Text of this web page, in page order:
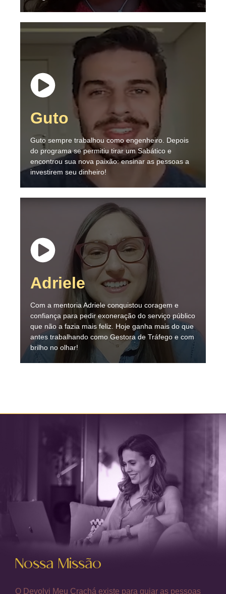
Guto
Guto sempre trabalhou como engenheiro. Depois
do programa se permitiu tirar um Sabático e
encontrou sua nova paixão: ensinar as pessoas a
investirem seu dinheiro!
Adriele
Com a mentoria Adriele conquistou coragem e
confiança para pedir exoneração do serviço público
que não a fazia mais feliz. Hoje ganha mais do que
antes trabalhando como Gestora de Tráfego e com
brilho no olhar!
Nossa Missão
O Devolvi Meu Crachá existe para guiar as pessoas